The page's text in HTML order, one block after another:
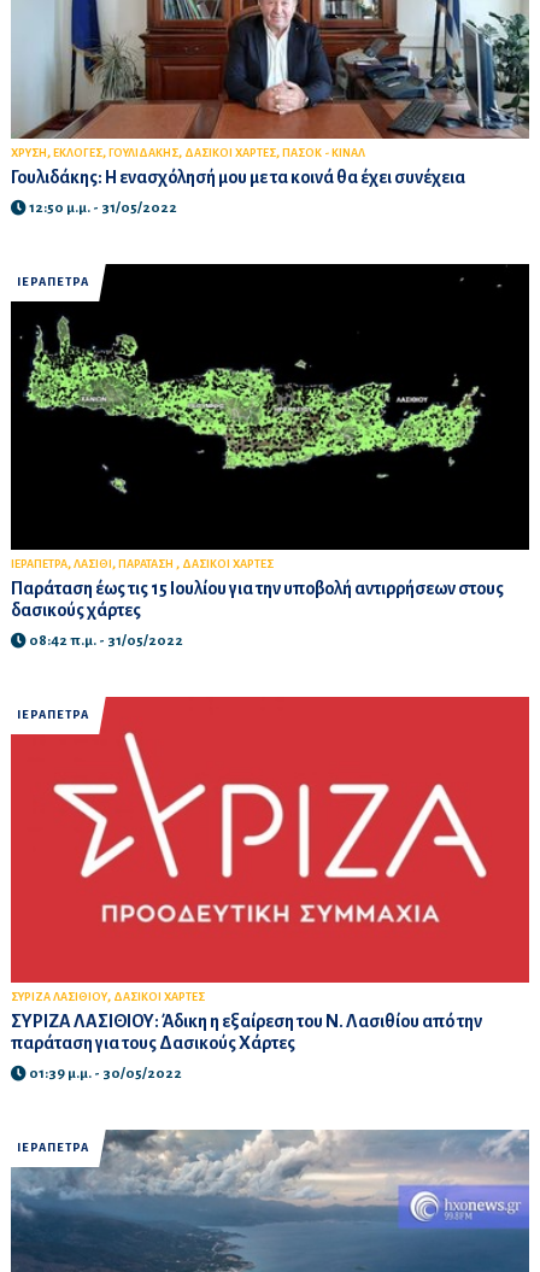
ΧΡΥΣΗ , ΕΚΛΟΓΕΣ, ΓΟΥΛΙΔΑΚΗΣ, ΔΑΣΙΚΟΙ ΧΑΡΤΕΣ, ΠΑΣΟΚ - ΚΙΝΑΛ
Γουλιδάκης: Η ενασχόλησή μου με τα κοινά θα έχει συνέχεια
12:50 μ.μ. - 31/05/2022
ΙΕΡΑΠΕΤΡΑ
ΙΕΡΑΠΕΤΡΑ, ΛΑΣΙΘΙ , ΠΑΡΑΤΑΣΗ , ΔΑΣΙΚΟΙ ΧΑΡΤΕΣ
Παράταση έως τις 15 Ιουλίου για την υποβολή αντιρρήσεων στους
δασικούς χάρτες
08:42 π.μ. - 31/05/2022
ΙΕΡΑΠΕΤΡΑ
ΣΥΡΙΖΑ ΛΑΣΙΘΙΟΥ, ΔΑΣΙΚΟΙ ΧΑΡΤΕΣ
ΣΥΡΙΖΑ ΛΑΣΙΘΙΟΥ: Άδικη η εξαίρεση του Ν. Λασιθίου από την
παράταση για τους Δασικούς Χάρτες
01:39 μ.μ. - 30/05/2022
ΙΕΡΑΠΕΤΡΑ